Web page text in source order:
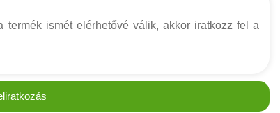
ismét elérhetővé válik, akkor iratkozz fel a